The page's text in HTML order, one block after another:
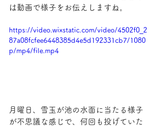
は動画で様子をお伝えしますね。
https://video.wixstatic.com/video/4502f0_2
87a08fcfee6448385d4e5d192331cb7/1080
p/mp4/file.mp4
月曜日、雪玉が池の水面に当たる様子
が不思議な感じで、何回も投げていた